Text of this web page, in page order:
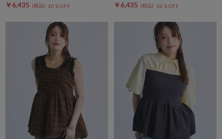
￥6,435 10％OFF ￥6,435 10％OFF